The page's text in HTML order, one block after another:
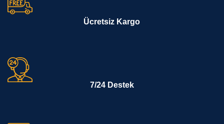
Ücretsiz Kargo
7/24 Destek